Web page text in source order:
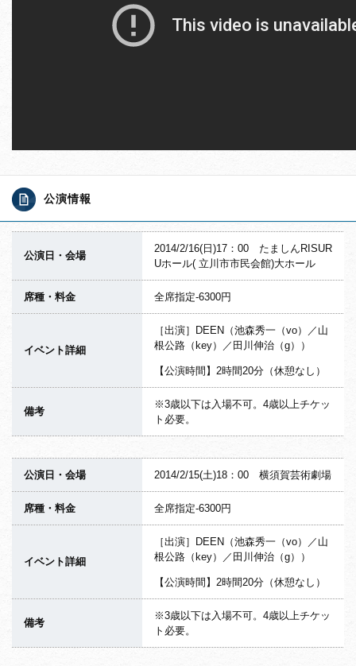
公演情報
公演日・会場
2014/2/16(日)17：00 たましんRISUR
Uホール( 立川市市民会館)大ホール
席種・料金 全席指定-6300円
イベント詳細
［出演］DEEN（池森秀一（vo）／山
根公路（key）／田川伸治（g））
【公演時間】2時間20分（休憩なし）
備考
※3歳以下は入場不可。4歳以上チケッ
ト必要。
公演日・会場 2014/2/15(土)18：00 横須賀芸術劇場
席種・料金 全席指定-6300円
イベント詳細
［出演］DEEN（池森秀一（vo）／山
根公路（key）／田川伸治（g））
【公演時間】2時間20分（休憩なし）
備考
※3歳以下は入場不可。4歳以上チケッ
ト必要。